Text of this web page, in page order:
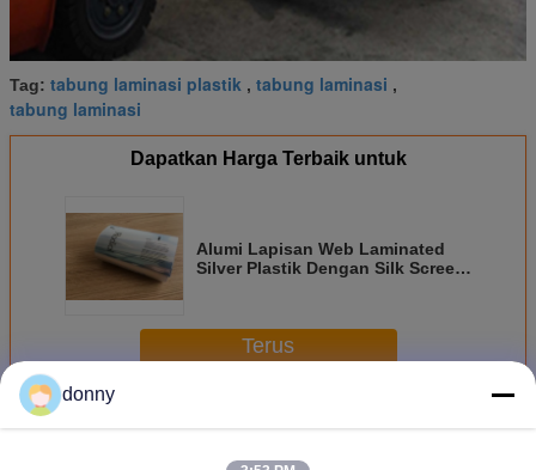
Tag: tabung laminasi plastik , tabung laminasi ,
tabung laminasi
Dapatkan Harga Terbaik untuk
Alumi Lapisan Web Laminated
Silver Plastik Dengan Silk Screen
Terus
Lebih Laminated Web
donny